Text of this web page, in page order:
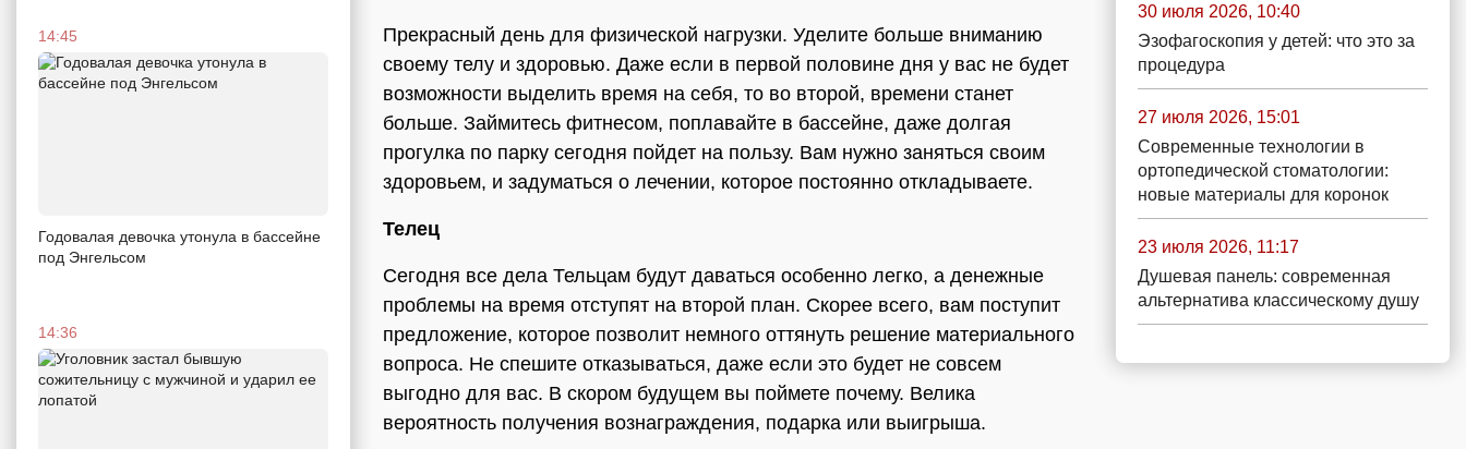
14:45
Годовалая девочка утонула в бассейне
под Энгельсом
14:36
Прекрасный день для физической нагрузки. Уделите больше вниманию
своему телу и здоровью. Даже если в первой половине дня у вас не будет
возможности выделить время на себя, то во второй, времени станет
больше. Займитесь фитнесом, поплавайте в бассейне, даже долгая
прогулка по парку сегодня пойдет на пользу. Вам нужно заняться своим
здоровьем, и задуматься о лечении, которое постоянно откладываете.
Телец
Сегодня все дела Тельцам будут даваться особенно легко, а денежные
проблемы на время отступят на второй план. Скорее всего, вам поступит
предложение, которое позволит немного оттянуть решение материального
вопроса. Не спешите отказываться, даже если это будет не совсем
выгодно для вас. В скором будущем вы поймете почему. Велика
вероятность получения вознаграждения, подарка или выигрыша.
30 июля 2026, 10:40
Эзофагоскопия у детей: что это за
процедура
27 июля 2026, 15:01
Современные технологии в
ортопедической стоматологии:
новые материалы для коронок
23 июля 2026, 11:17
Душевая панель: современная
альтернатива классическому душу